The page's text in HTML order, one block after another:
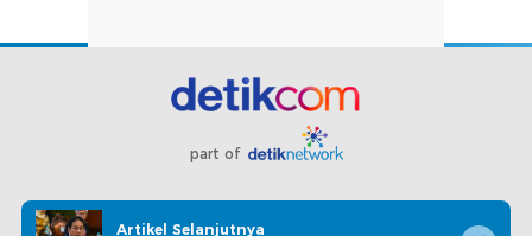
part of
Redaksi Pedoman Media Siber Karir
Kotak Pos
Artikel Selanjutnya